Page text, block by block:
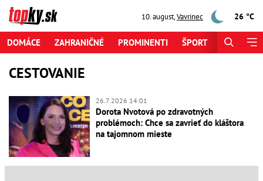
10. august,Vavrinec 26 °C
DOMÁCE ZAHRANIČNÉ PROMINENTI ŠPORT
CESTOVANIE
26.7.2026 14:01
Dorota Nvotová po zdravotných
problémoch: Chce sa zavrieť do kláštora
na tajomnom mieste